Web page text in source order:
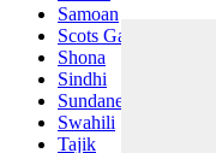
Samoan
Scots Gaelic
Shona
Sindhi
Sundanese
Swahili
Tajik